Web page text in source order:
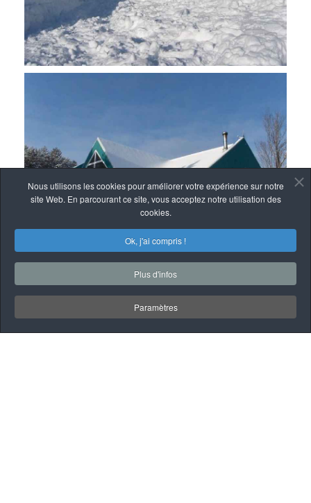
Nous utilisons les cookies pour améliorer votre expérience sur notre
site Web. En parcourant ce site, vous acceptez notre utilisation des
cookies.
Ok, j'ai compris !
Plus d'infos
Paramètres